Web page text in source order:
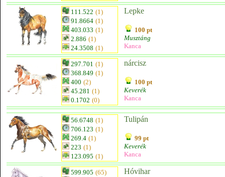
111.522 (1)
91.8664 (1)
403.033 (1)
2.886 (1)
24.3508 (1)
Lepke
100 pt
Musztáng
Kanca
297.701 (1)
368.849 (1)
400 (2)
45.281 (1)
0.1702 (0)
nárcisz
100 pt
Keverék
Kanca
56.6748 (1)
706.123 (1)
269.4 (1)
223 (1)
123.095 (1)
Tulipán
99 pt
Keverék
Kanca
599.905 (65)
Hóvihar